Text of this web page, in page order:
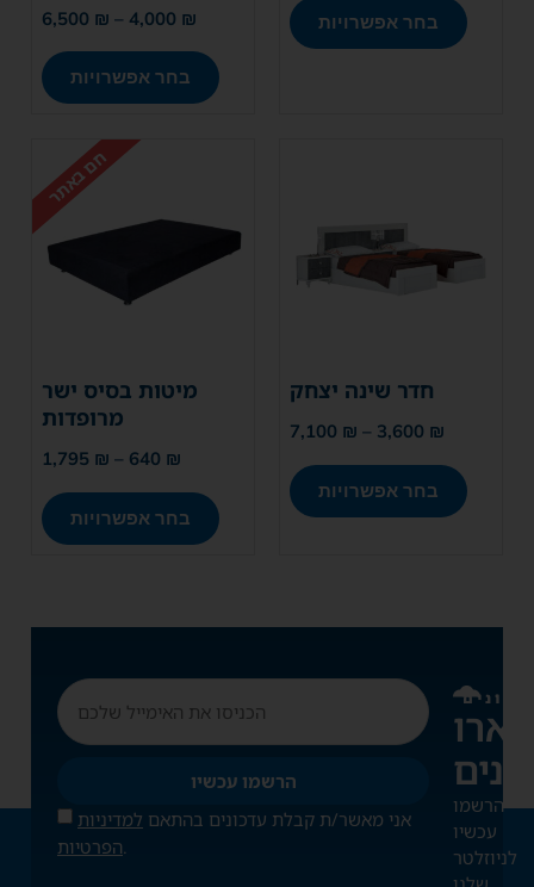
בחר אפשרויות 4,000 ₪
–
6,500 ₪
בחר אפשרויות
חדר שינה יצחק
3,600 ₪
–
7,100 ₪
בחר אפשרויות
מיטות בסיס ישר
מרופדות
640 ₪
–
1,795 ₪
בחר אפשרויות
הרשמו
עכשיו
לניוזלטר
אני מאשר/ת קבלת עדכונים בהתאם למדיניות
הפרטיות.
הרשמו עכשיו